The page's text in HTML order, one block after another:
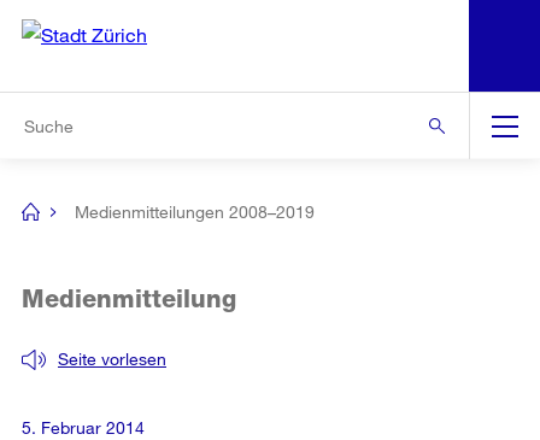
Navigation
[no
Medienmitteilungen 2008–2019
Seite vorlesen
Medienmitteilung
5. Februar 2014